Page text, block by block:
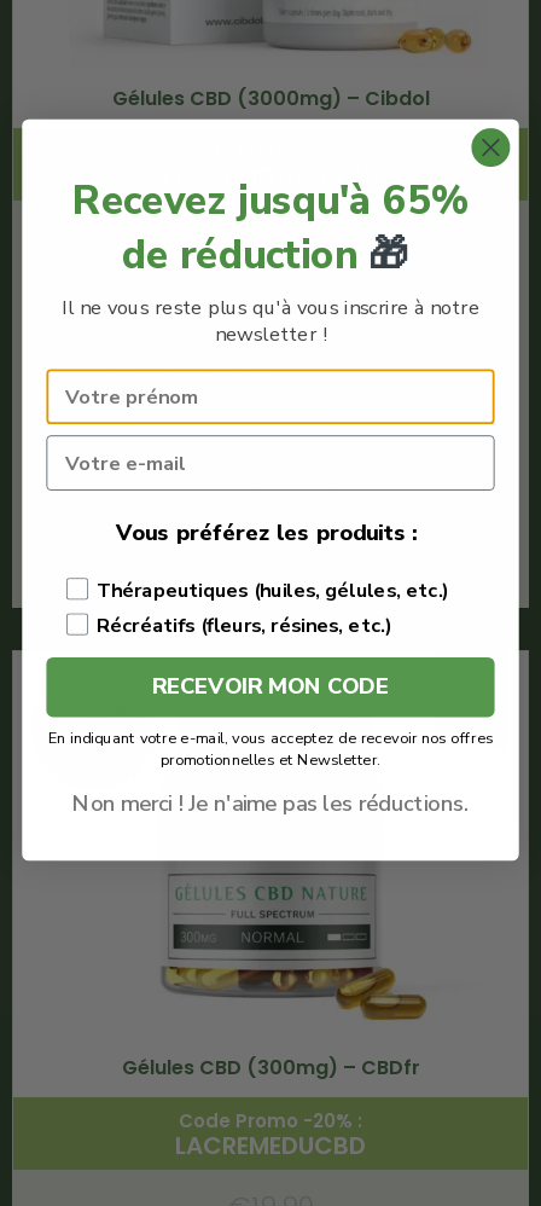
Gélules CBD (3000mg) – Cibdol
LACREMEDUCBD10
€ 165.00
Full Spectrum
Quantité : 60 capsules
Meilleure Gélule CBD
Voir le produit
Gélules CBD (300mg) – CBDfr
Code Promo -20% :
LACREMEDUCBD
Recevez jusqu'à 65%
de réduction 🎁
Il ne vous reste plus qu'à vous inscrire à notre
newsletter !
Vous préférez les produits :
Thérapeutiques (huiles, gélules, etc.)
Récréatifs (fleurs, résines, etc.)
RECEVOIR MON CODE
En indiquant votre e-mail, vous acceptez de recevoir nos offres
promotionnelles et Newsletter.
Non merci ! Je n'aime pas les réductions.